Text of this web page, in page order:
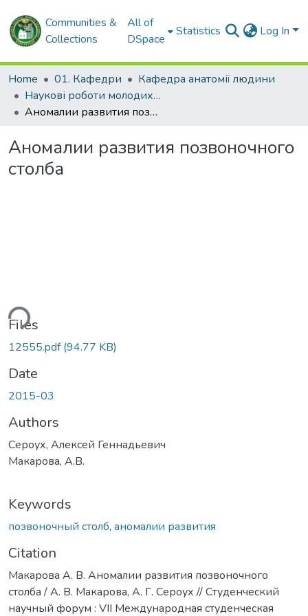
Communities &
Collections
All of
DSpace
Statistics Log In
Home 01. Кафедри
Кафедра анатомії людини
Наукові роботи молодих дослідників. Кафедра анатомії людини
Аномалии развития позвоночного столба
Аномалии развития позвоночного
столба
Files
12555.pdf(94.77 KB)
Date
2015-03
Authors
Сероух, Алексей Геннадьевич
Макарова, А.В.
Keywords
позвоночный столб, аномалии развития
Citation
Макарова А. В. Аномалии развития позвоночного
столба / А. В. Макарова, А. Г. Сероух // Студенческий
научный форум : VII Международная студенческая